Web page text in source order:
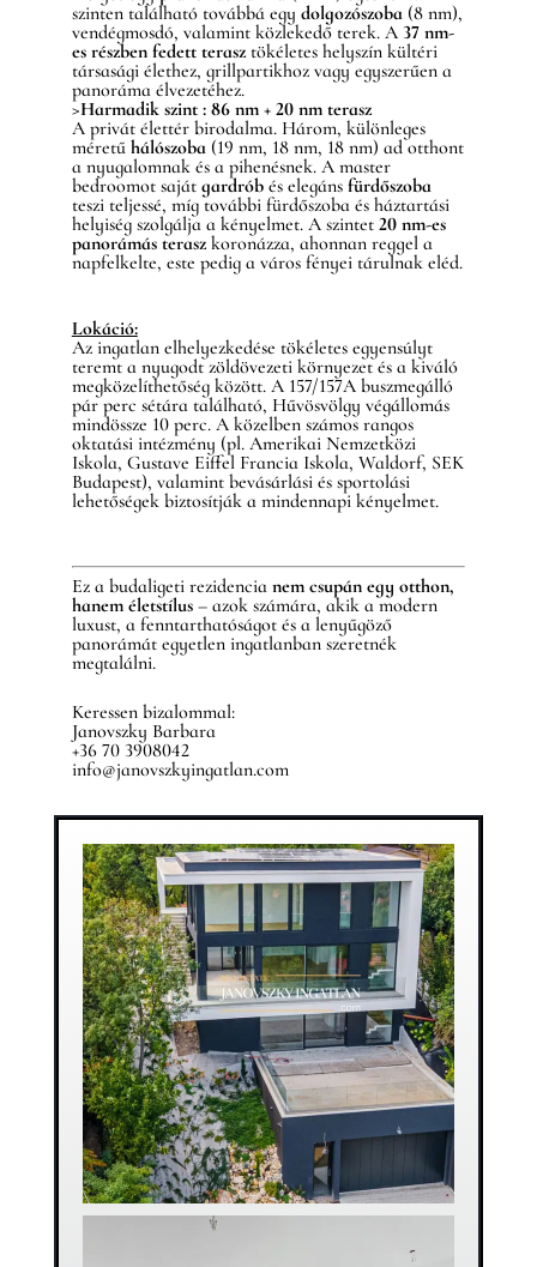
szinten található továbbá egy dolgozószoba(8 nm),
vendégmosdó, valamint közlekedő terek. A 37 nm-
es részben fedett terasztökéletes helyszín kültéri
társasági élethez, grillpartikhoz vagy egyszerűen a
panoráma élvezetéhez.
>Harmadik szint : 86 nm + 20 nm terasz
A privát élettér birodalma. Három, különleges
méretű hálószoba(19 nm, 18 nm, 18 nm) ad otthont
a nyugalomnak és a pihenésnek. A master
bedroomot saját gardróbés elegáns fürdőszoba
teszi teljessé, míg további fürdőszoba és háztartási
helyiség szolgálja a kényelmet. A szintet 20 nm-es
panorámás teraszkoronázza, ahonnan reggel a
napfelkelte, este pedig a város fényei tárulnak eléd.
Lokáció:
Az ingatlan elhelyezkedése tökéletes egyensúlyt
teremt a nyugodt zöldövezeti környezet és a kiváló
megközelíthetőség között. A 157/157A buszmegálló
pár perc sétára található, Hűvösvölgy végállomás
mindössze 10 perc. A közelben számos rangos
oktatási intézmény (pl. Amerikai Nemzetközi
Iskola, Gustave Eiffel Francia Iskola, Waldorf, SEK
Budapest), valamint bevásárlási és sportolási
lehetőségek biztosítják a mindennapi kényelmet.
Ez a budaligeti rezidencia nem csupán egy otthon,
hanem életstílus– azok számára, akik a modern
luxust, a fenntarthatóságot és a lenyűgöző
panorámát egyetlen ingatlanban szeretnék
megtalálni.
Keressen bizalommal:
Janovszky Barbara
+36 70 3908042
info@janovszkyingatlan.com